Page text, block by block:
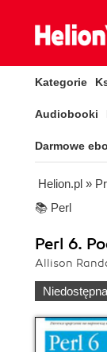
Kategorie
Audiobooki
Darmowe
Helion.pl »
📚 Perl
Perl 6.
Allison
Niedostępna